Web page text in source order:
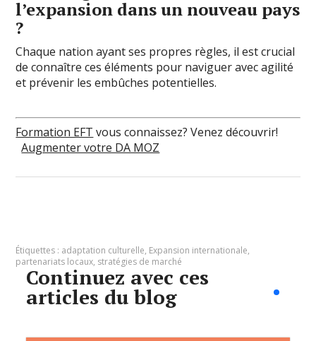
l’expansion dans un nouveau pays
?
Chaque nation ayant ses propres règles, il est crucial
de connaître ces éléments pour naviguer avec agilité
et prévenir les embûches potentielles.
Formation EFT vous connaissez? Venez découvrir!
Augmenter votre DA MOZ
Étiquettes : adaptation culturelle, Expansion internationale,
partenariats locaux, stratégies de marché
Continuez avec ces
articles du blog